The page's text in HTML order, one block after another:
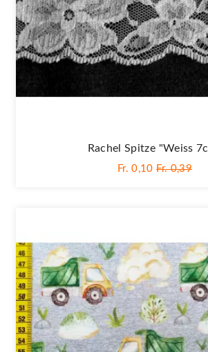
Rachel Spitze "Weiss
Fr. 0,10 Fr. 0,39